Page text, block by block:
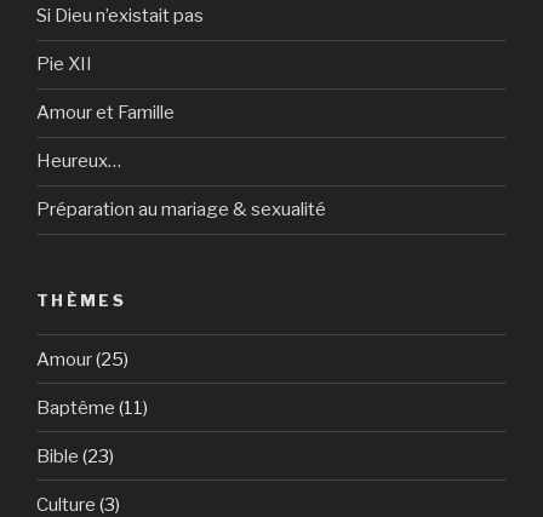
Si Dieu n’existait pas
Pie XII
Amour et Famille
Heureux…
Préparation au mariage & sexualité
THÈMES
Amour(25)
Baptême (11)
Bible (23)
Culture (3)